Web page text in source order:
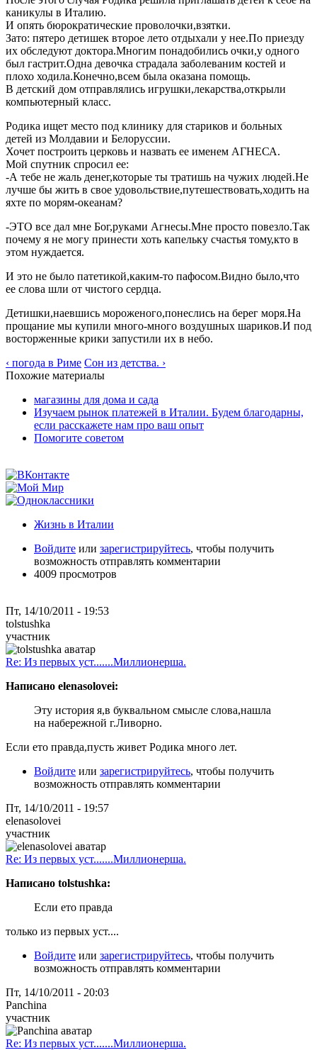
каникулы в Италию.
И опять бюрократические проволочки,взятки.
Зато: пятеро детишек второе лето отдыхали у нее.По приезду
их обследуют доктора.Многим понадобились очки,у одного
был гастрит.Одна девочка страдала заболеваним костей и
плохо ходила.Конечно,всем была оказана помощь.
В детский дом отправлялись игрушки,лекарства,открыли
компьютерный класс.
Родика ищет место под клинику для стариков и больных
детей из Молдавии и Белоруссии.
Хочет построить церковь и назвать ее именем АГНЕСА.
Мой спутник спросил ее:
-А тебе не жаль денег,которые ты тратишь на чужих людей.Не
лучше бы жить в свое удовольствие,путешествовать,ходить на
яхте по морям-океанам?
-ЭТО все дал мне Бог,руками Агнесы.Мне просто повезло.Так
почему я не могу принести хоть капельку счастья тому,кто в
этом нуждается.
И это не было патетикой,каким-то пафосом.Видно было,что
ее слова шли от чистого сердца.
Детишки,наевшись мороженого,понеслись на берег моря.На
прощание мы купили много-много воздушных шариков.И под
восторженные крики запустили их в небо.
‹ погода в Риме Сон из детства. ›
Похожие материалы
магазины для дома и сада
Изучаем рынок платежей в Италии. Будем благодарны,
если расскажете нам про ваш опыт
Помогите советом
Жизнь в Италии
Войдите или зарегистрируйтесь, чтобы получить
возможность отправлять комментарии
4009 просмотров
Пт, 14/10/2011 - 19:53
tolstushka
участник
Re: Из первых уст.......Миллионерша.
Написано elenasolovei:
Эту история я,в буквальном смысле слова,нашла
на набережной г.Ливорно.
Если ето правда,пусть живет Родика много лет.
Войдите или зарегистрируйтесь, чтобы получить
возможность отправлять комментарии
Пт, 14/10/2011 - 19:57
elenasolovei
участник
Re: Из первых уст.......Миллионерша.
Написано tolstushka:
Если ето правда
только из первых уст....
Войдите или зарегистрируйтесь, чтобы получить
возможность отправлять комментарии
Пт, 14/10/2011 - 20:03
Panchina
участник
Re: Из первых уст.......Миллионерша.